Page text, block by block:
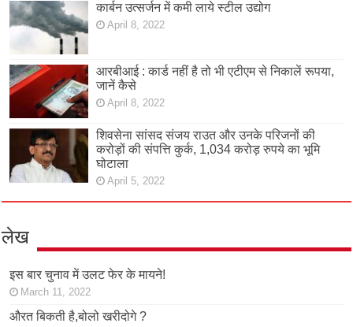
कार्बन उत्सर्जन में कमी लाये स्टील उद्योग
April 8, 2022
आरबीआई : कार्ड नहीं है तो भी एटीएम से निकालें रूपया,
जानें कैसे
April 8, 2022
शिवसेना सांसद संजय राउत और उनके परिजनों की
करोड़ों की संपत्ति कुर्क, 1,034 करोड़ रुपये का भूमि
घोटाला
April 5, 2022
लेख
इस बार चुनाव में उलट फेर के मायने!
March 11, 2022
औरत बिकती है,बोलो खरीदोगे ?